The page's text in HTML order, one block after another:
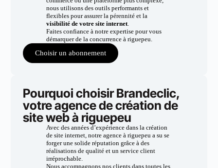
nous utilisons des outils performants et
flexibles pour assurer la pérennité et la
visibilité de votre site internet.
Faites confiance à notre expertise pour vous
démarquer de la concurrence à riguepeu.
Choisir un abonnement
Pourquoi choisir Brandeclic,
votre agence de création de
site web à riguepeu
Avec des années d’expérience dans la création
de site internet, notre agence à riguepeu a su se
forger une solide réputation grâce à des
réalisations de qualité et un service client
irréprochable.
Nous accompagnons nos clients dans toutes les